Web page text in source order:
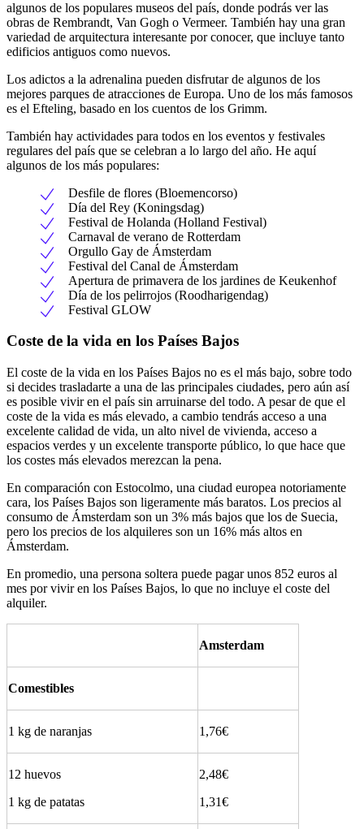
algunos de los populares museos del país, donde podrás ver las
obras de Rembrandt, Van Gogh o Vermeer. También hay una gran
variedad de arquitectura interesante por conocer, que incluye tanto
edificios antiguos como nuevos.
Los adictos a la adrenalina pueden disfrutar de algunos de los
mejores parques de atracciones de Europa. Uno de los más famosos
es el Efteling, basado en los cuentos de los Grimm.
También hay actividades para todos en los eventos y festivales
regulares del país que se celebran a lo largo del año. He aquí
algunos de los más populares:
Desfile de flores (Bloemencorso)
Día del Rey (Koningsdag)
Festival de Holanda (Holland Festival)
Carnaval de verano de Rotterdam
Orgullo Gay de Ámsterdam
Festival del Canal de Ámsterdam
Apertura de primavera de los jardines de Keukenhof
Día de los pelirrojos (Roodharigendag)
Festival GLOW
Coste de la vida en los Países Bajos
El coste de la vida en los Países Bajos no es el más bajo, sobre todo
si decides trasladarte a una de las principales ciudades, pero aún así
es posible vivir en el país sin arruinarse del todo. A pesar de que el
coste de la vida es más elevado, a cambio tendrás acceso a una
excelente calidad de vida, un alto nivel de vivienda, acceso a
espacios verdes y un excelente transporte público, lo que hace que
los costes más elevados merezcan la pena.
En comparación con Estocolmo, una ciudad europea notoriamente
cara, los Países Bajos son ligeramente más baratos. Los precios al
consumo de Ámsterdam son un 3% más bajos que los de Suecia,
pero los precios de los alquileres son un 16% más altos en
Ámsterdam.
En promedio, una persona soltera puede pagar unos 852 euros al
mes por vivir en los Países Bajos, lo que no incluye el coste del
alquiler.
Amsterdam
Comestibles
1 kg de naranjas 1,76€
12 huevos
1 kg de patatas
2,48€
1,31€